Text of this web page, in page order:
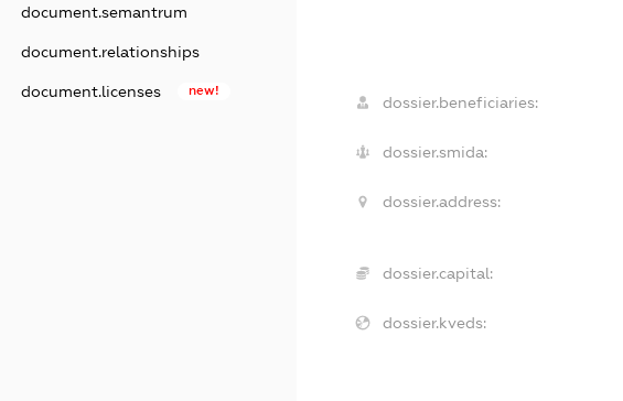
document.semantrum
document.relationships
document.licenses new!
dossier.beneficiaries:
dossier.smida:
dossier.address:
dossier.capital:
dossier.kveds: